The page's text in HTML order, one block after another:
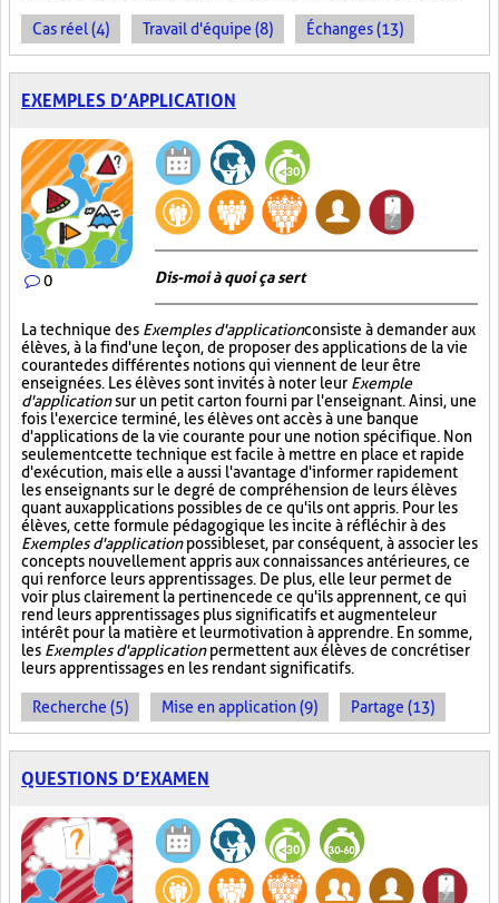
Cas réel (4) Travail d'équipe (8) Échanges (13)
EXEMPLES D’APPLICATION
0 Dis-moi à quoi ça sert
La technique des Exemples d'applicationconsiste à demander aux
élèves, à la fin d'une leçon, de proposer des applications de la vie
courante des différentes notions qui viennent de leur être
enseignées. Les élèves sont invités à noter leur Exemple
d'applicationsur un petit carton fourni par l'enseignant. Ainsi, une
fois l'exercice terminé, les élèves ont accès à une banque
d'applications de la vie courante pour une notion spécifique. Non
seulement cette technique est facile à mettre en place et rapide
d'exécution, mais elle a aussi l'avantage d'informer rapidement
les enseignants sur le degré de compréhension de leurs élèves
quant aux applications possibles de ce qu'ils ont appris. Pour les
élèves, cette formule pédagogique les incite à réfléchir à des
Exemples d'applicationpossibles et, par conséquent, à associer les
concepts nouvellement appris aux connaissances antérieures, ce
qui renforce leurs apprentissages. De plus, elle leur permet de
voir plus clairement la pertinence de ce qu'ils apprennent, ce qui
rend leurs apprentissages plus significatifs et augmente leur
intérêt pour la matière et leur motivation à apprendre. En somme,
les Exemples d'applicationpermettent aux élèves de concrétiser
leurs apprentissages en les rendant significatifs.
Recherche (5) Mise en application (9) Partage (13)
QUESTIONS D’EXAMEN